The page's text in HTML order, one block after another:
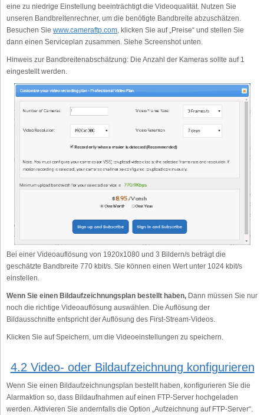
eine zu niedrige Einstellung beeinträchtigt die Videoqualität. Nutzen Sie
unseren Bandbreitenrechner, um die benötigte Bandbreite abzuschätzen.
Besuchen Sie www.cameraftp.com, klicken Sie auf „Preise“ und stellen Sie
dann einen Serviceplan zusammen. Siehe Screenshot unten.
Hinweis zur Bandbreitenabschätzung: Die Anzahl der Kameras sollte auf 1
eingestellt werden.
Bei einer Videoauflösung von 1920x1080 und 3 Bildern/s beträgt die
geschätzte Bandbreite 770 kbit/s. Sie können einen Wert unter 1024 kbit/s
einstellen.
Wenn Sie einen Bildaufzeichnungsplan bestellt haben, Dann müssen Sie nur
noch die richtige Videoauflösung auswählen. Die Auflösung der
Bildausschnitte entspricht der Auflösung des First-Stream-Videos.
Klicken Sie auf Speichern, um die Videoeinstellungen zu speichern.
4.2 Video- oder Bildaufzeichnung konfigurieren
Wenn Sie einen Bildaufzeichnungsplan bestellt haben, konfigurieren Sie die
Alarmaktion so, dass Bildaufnahmen auf einen FTP-Server hochgeladen
werden. Aktivieren Sie andernfalls die Option „Aufzeichnung auf FTP-Server“.